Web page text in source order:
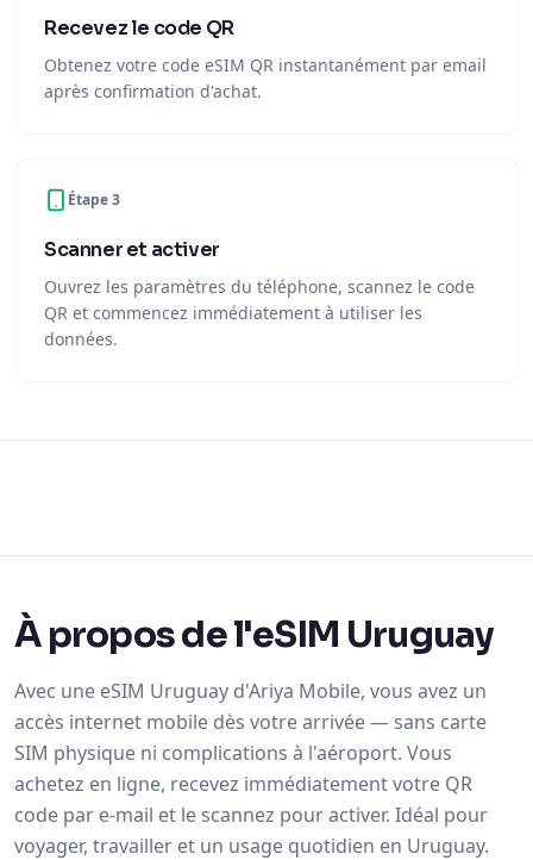
Recevez le code QR
Obtenez votre code eSIM QR instantanément par email
après confirmation d'achat.
Étape 3
Scanner et activer
Ouvrez les paramètres du téléphone, scannez le code
QR et commencez immédiatement à utiliser les
données.
À propos de l'eSIM Uruguay
Avec une eSIM Uruguay d'Ariya Mobile, vous avez un
accès internet mobile dès votre arrivée — sans carte
SIM physique ni complications à l'aéroport. Vous
achetez en ligne, recevez immédiatement votre QR
code par e-mail et le scannez pour activer. Idéal pour
voyager, travailler et un usage quotidien en Uruguay.